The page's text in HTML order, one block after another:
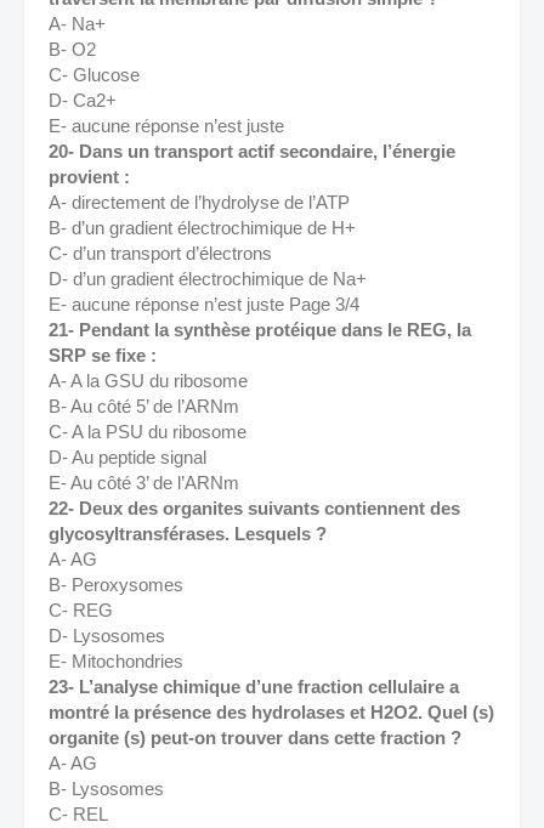
A- Na+
B- O2
C- Glucose
D- Ca2+
E- aucune réponse n’est juste
20- Dans un transport actif secondaire, l’énergie
provient :
A- directement de l’hydrolyse de l’ATP
B- d’un gradient électrochimique de H+
C- d’un transport d’électrons
D- d’un gradient électrochimique de Na+
E- aucune réponse n’est juste Page 3/4
21- Pendant la synthèse protéique dans le REG, la
SRP se fixe :
A- A la GSU du ribosome
B- Au côté 5’ de l’ARNm
C- A la PSU du ribosome
D- Au peptide signal
E- Au côté 3’ de l’ARNm
22- Deux des organites suivants contiennent des
glycosyltransférases. Lesquels ?
A- AG
B- Peroxysomes
C- REG
D- Lysosomes
E- Mitochondries
23- L’analyse chimique d’une fraction cellulaire a
montré la présence des hydrolases et H2O2. Quel (s)
organite (s) peut-on trouver dans cette fraction ?
A- AG
B- Lysosomes
C- REL